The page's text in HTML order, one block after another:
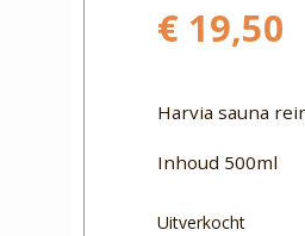
€ 19,50
Harvia sauna
Inhoud 500ml
Uitverkocht